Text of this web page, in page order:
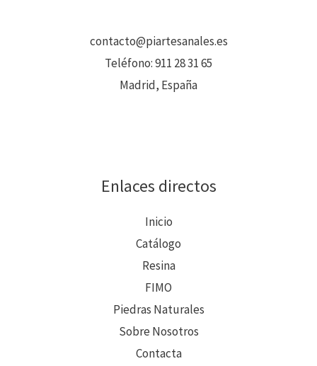
contacto@piartesanales.es
Teléfono:911 28 31 65
Madrid, España
Enlaces directos
Inicio
Catálogo
Resina
FIMO
Piedras Naturales
Sobre Nosotros
Contacta